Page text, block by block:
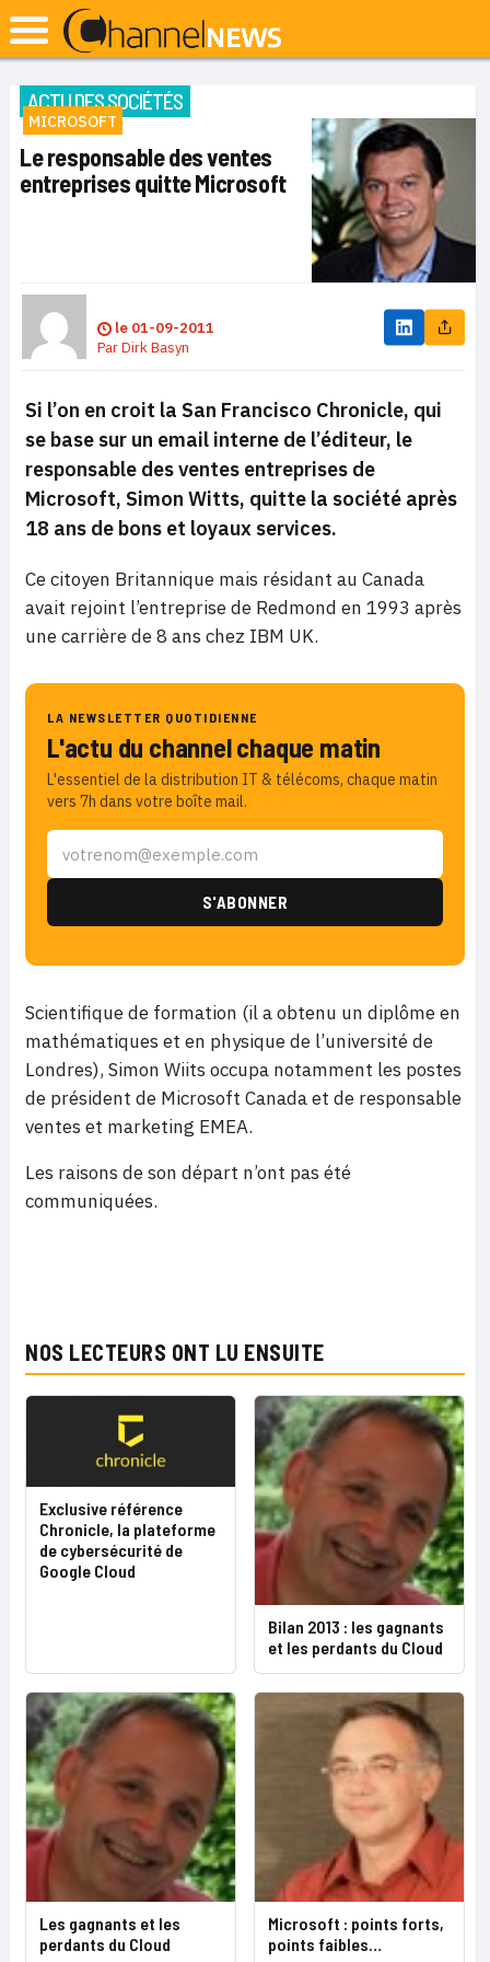
ACTU DES SOCIÉTÉS
MICROSOFT
Le responsable des ventes
entreprises quitte Microsoft
le 01-09-2011
ParDirk Basyn
Si l’on en croit la San Francisco Chronicle, qui
se base sur un email interne de l’éditeur, le
responsable des ventes entreprises de
Microsoft, Simon Witts, quitte la société après
18 ans de bons et loyaux services.
Ce citoyen Britannique mais résidant au Canada
avait rejoint l’entreprise de Redmond en 1993 après
une carrière de 8 ans chez IBM UK.
LA NEWSLETTER QUOTIDIENNE
L'actu du channel chaque matin
L'essentiel de la distribution IT & télécoms, chaque matin
vers 7h dans votre boîte mail.
Scientifique de formation (il a obtenu un diplôme en
mathématiques et en physique de l’université de
Londres), Simon Wiits occupa notamment les postes
de président de Microsoft Canada et de responsable
ventes et marketing EMEA.
Les raisons de son départ n’ont pas été
communiquées.
NOS LECTEURS ONT LU ENSUITE
Exclusive référence
Chronicle, la plateforme
de cybersécurité de
Google Cloud
Bilan 2013 : les gagnants
et les perdants du Cloud
Les gagnants et les
perdants du Cloud
Microsoft : points forts,
points faibles…